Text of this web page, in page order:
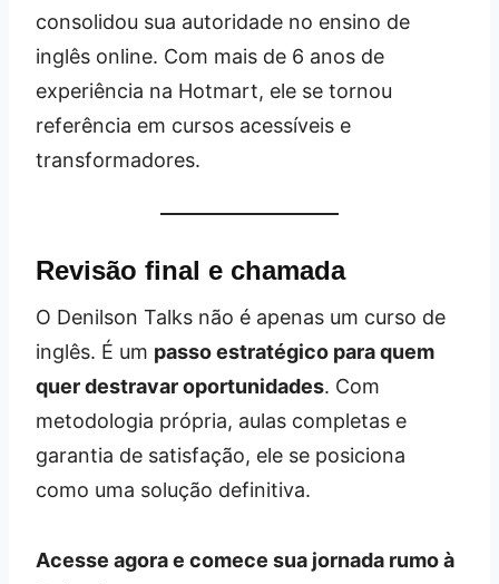
consolidou sua autoridade no ensino de
inglês online. Com mais de 6 anos de
experiência na Hotmart, ele se tornou
referência em cursos acessíveis e
transformadores.
Revisão final e chamada
O Denilson Talks não é apenas um curso de
inglês. É um passo estratégico para quem
quer destravar oportunidades. Com
metodologia própria, aulas completas e
garantia de satisfação, ele se posiciona
como uma solução definitiva.
Acesse agora e comece sua jornada rumo à